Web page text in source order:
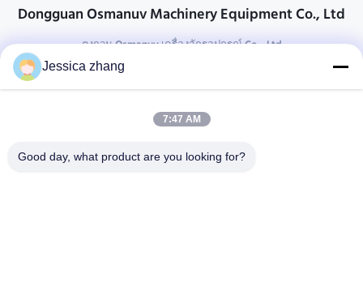
Dongguan Osmanuv Machinery Equipment Co., Ltd
ตงกวน Osmanuv เครื่องจักรอุปกรณ์ Co. , Ltd
ติดต่อ
28 อุตสาหกรรมที่สอง Liu chong wei, Wanjiang, DongGuan,
86-769 -88125248
Jessica zhang
7:47 AM
Good day, what product are you looking for?